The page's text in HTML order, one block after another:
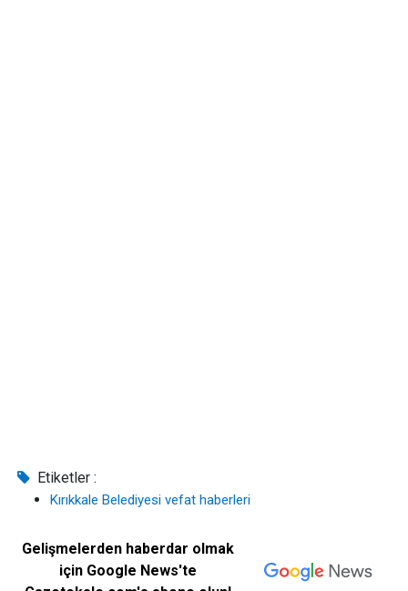
Etiketler :
Kırıkkale Belediyesi vefat haberleri
Gelişmelerden haberdar olmak
için Google News'te